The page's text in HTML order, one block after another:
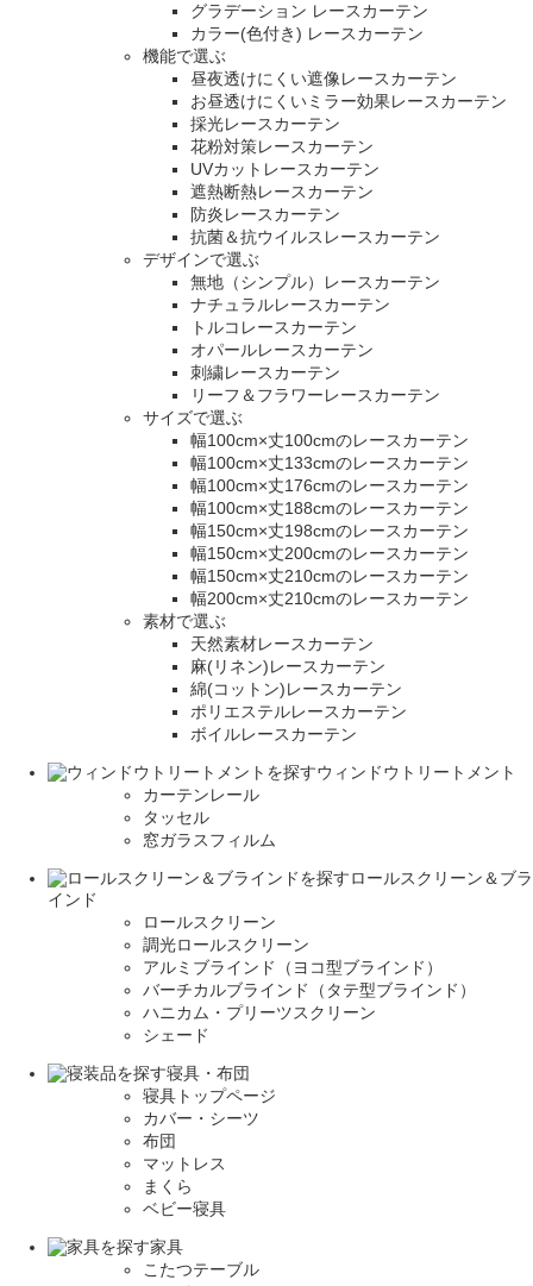
グラデーション レースカーテン
カラー(色付き) レースカーテン
機能で選ぶ
昼夜透けにくい遮像レースカーテン
お昼透けにくいミラー効果レースカーテン
採光レースカーテン
花粉対策レースカーテン
UVカットレースカーテン
遮熱断熱レースカーテン
防炎レースカーテン
抗菌＆抗ウイルスレースカーテン
デザインで選ぶ
無地（シンプル）レースカーテン
ナチュラルレースカーテン
トルコレースカーテン
オパールレースカーテン
刺繍レースカーテン
リーフ＆フラワーレースカーテン
サイズで選ぶ
幅100cm×丈100cmのレースカーテン
幅100cm×丈133cmのレースカーテン
幅100cm×丈176cmのレースカーテン
幅100cm×丈188cmのレースカーテン
幅150cm×丈198cmのレースカーテン
幅150cm×丈200cmのレースカーテン
幅150cm×丈210cmのレースカーテン
幅200cm×丈210cmのレースカーテン
素材で選ぶ
天然素材レースカーテン
麻(リネン)レースカーテン
綿(コットン)レースカーテン
ポリエステルレースカーテン
ボイルレースカーテン
ウィンドウトリートメント
カーテンレール
タッセル
窓ガラスフィルム
ロールスクリーン＆ブラ
インド
ロールスクリーン
調光ロールスクリーン
アルミブラインド（ヨコ型ブラインド）
バーチカルブラインド（タテ型ブラインド）
ハニカム・プリーツスクリーン
シェード
寝具・布団
寝具トップページ
カバー・シーツ
布団
マットレス
まくら
ベビー寝具
家具
こたつテーブル